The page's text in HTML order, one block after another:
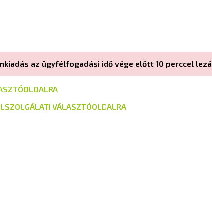
az ügyfélfogadási idő vége előtt 10 perccel
VÁLASZTÓOLDALRA